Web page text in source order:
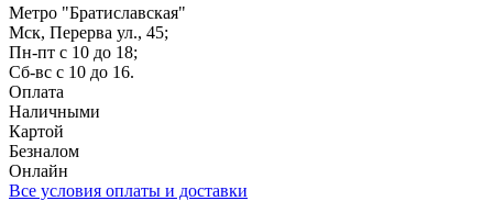
Метро "Братиславская"
Мск, Перерва ул., 45;
Пн-пт с 10 до 18;
Сб-вс с 10 до 16.
Оплата
Наличными
Картой
Безналом
Онлайн
Все условия оплаты и доставки